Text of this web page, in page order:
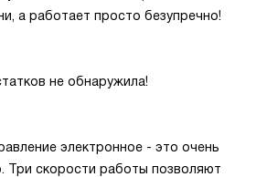
а работает просто безупречно!
не обнаружила!
электронное - это очень
Три скорости работы позволяют